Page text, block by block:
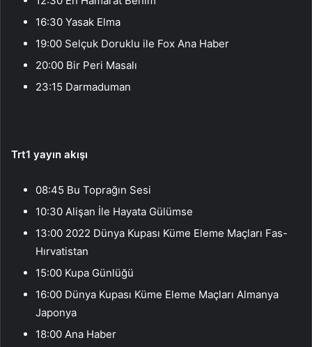
16:30 Yasak Elma
19:00 Selçuk Doruklu ile Fox Ana Haber
20:00 Bir Peri Masalı
23:15 Darmaduman
Trt1 yayın akışı
08:45 Bu Toprağın Sesi
10:30 Alişan İle Hayata Gülümse
13:00 2022 Dünya Kupası Küme Eleme Maçları Fas-
Hırvatistan
15:00 Kupa Günlüğü
16:00 Dünya Kupası Küme Eleme Maçları Almanya
Japonya
18:00 Ana Haber